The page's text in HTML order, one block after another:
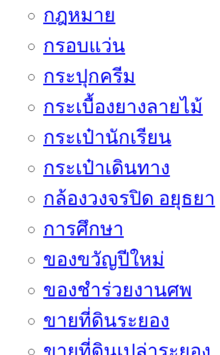
กฎหมาย
กรอบแว่น
กระปุกครีม
กระเบื้องยางลายไม้
กระเป๋านักเรียน
กระเป๋าเดินทาง
กล้องวงจรปิด อยุธยา
การศึกษา
ของขวัญปีใหม่
ของชำร่วยงานศพ
ขายที่ดินระยอง